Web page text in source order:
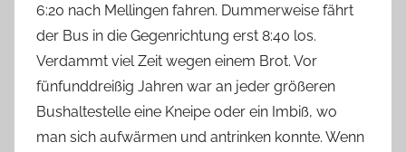
6:20 nach Mellingen fahren. Dummerweise fährt
der Bus in die Gegenrichtung erst 8:40 los.
Verdammt viel Zeit wegen einem Brot. Vor
fünfunddreißig Jahren war an jeder größeren
Bushaltestelle eine Kneipe oder ein Imbiß, wo
man sich aufwärmen und antrinken konnte. Wenn